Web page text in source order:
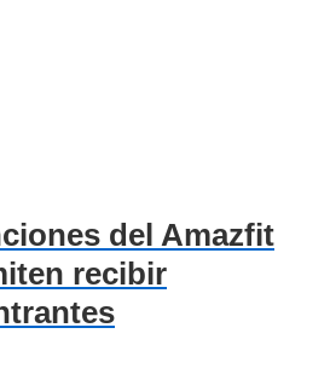
del Amazfit
recibir